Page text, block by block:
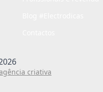
criativa